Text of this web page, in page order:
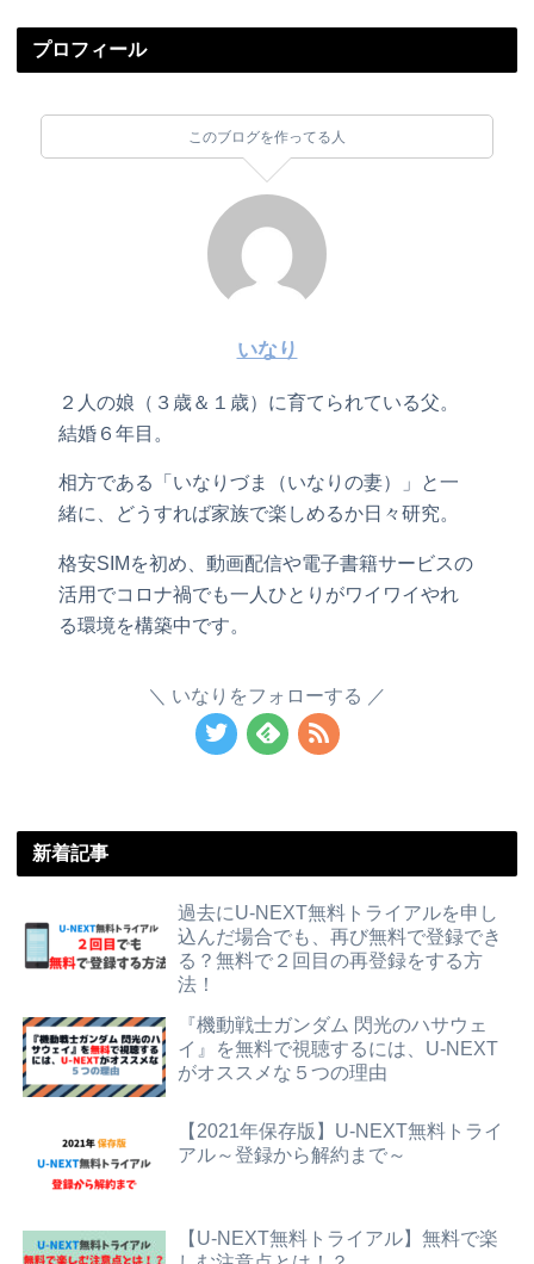
プロフィール
このブログを作ってる人
いなり
２人の娘（３歳＆１歳）に育てられている父。
結婚６年目。
相方である「いなりづま（いなりの妻）」と一
緒に、どうすれば家族で楽しめるか日々研究。
格安SIMを初め、動画配信や電子書籍サービスの
活用でコロナ禍でも一人ひとりがワイワイやれ
る環境を構築中です。
いなりをフォローする
新着記事
過去にU-NEXT無料トライアルを申し
込んだ場合でも、再び無料で登録でき
る？無料で２回目の再登録をする方
法！
『機動戦士ガンダム 閃光のハサウェ
イ』を無料で視聴するには、U-NEXT
がオススメな５つの理由
【2021年保存版】U-NEXT無料トライ
アル～登録から解約まで～
【U-NEXT無料トライアル】無料で楽